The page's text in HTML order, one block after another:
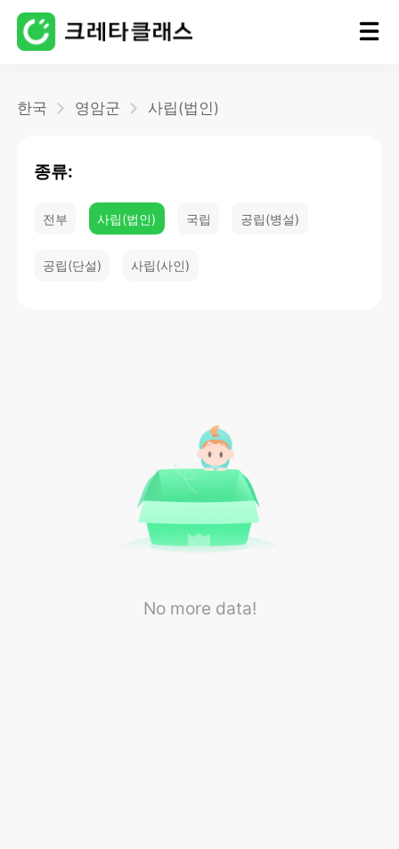
한국 영암군 사립(법인)
종류:
전부 사립(법인) 국립 공립(병설)
공립(단설) 사립(사인)
No more data!